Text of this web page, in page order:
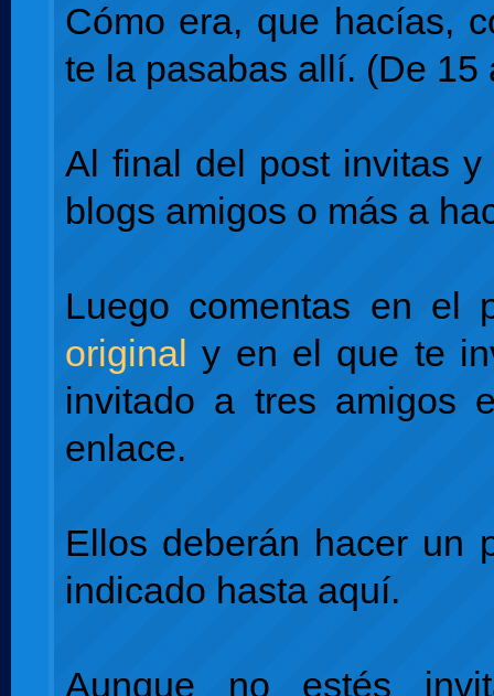
Cómo era, que hacías,
te la pasabas allí. (De 15
Al final del post invitas
blogs amigos o más a
Luego comentas en el
original y en el que te
invitado a tres amigos
enlace.
Ellos deberán hacer un
indicado hasta aquí.
Aunque no estés